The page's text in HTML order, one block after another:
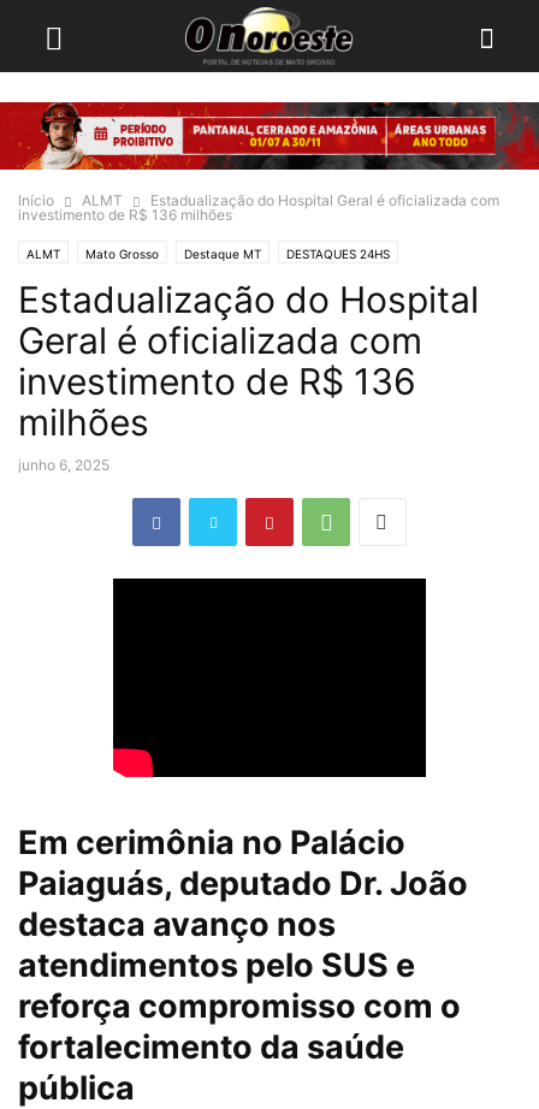
Início ALMT
Estadualização do Hospital Geral é oficializada com
investimento de R$ 136 milhões
ALMT Mato Grosso Destaque MT DESTAQUES 24HS
Estadualização do Hospital
Geral é oficializada com
investimento de R$ 136
milhões
junho 6, 2025
Em cerimônia no Palácio
Paiaguás, deputado Dr. João
destaca avanço nos
atendimentos pelo SUS e
reforça compromisso com o
fortalecimento da saúde
pública